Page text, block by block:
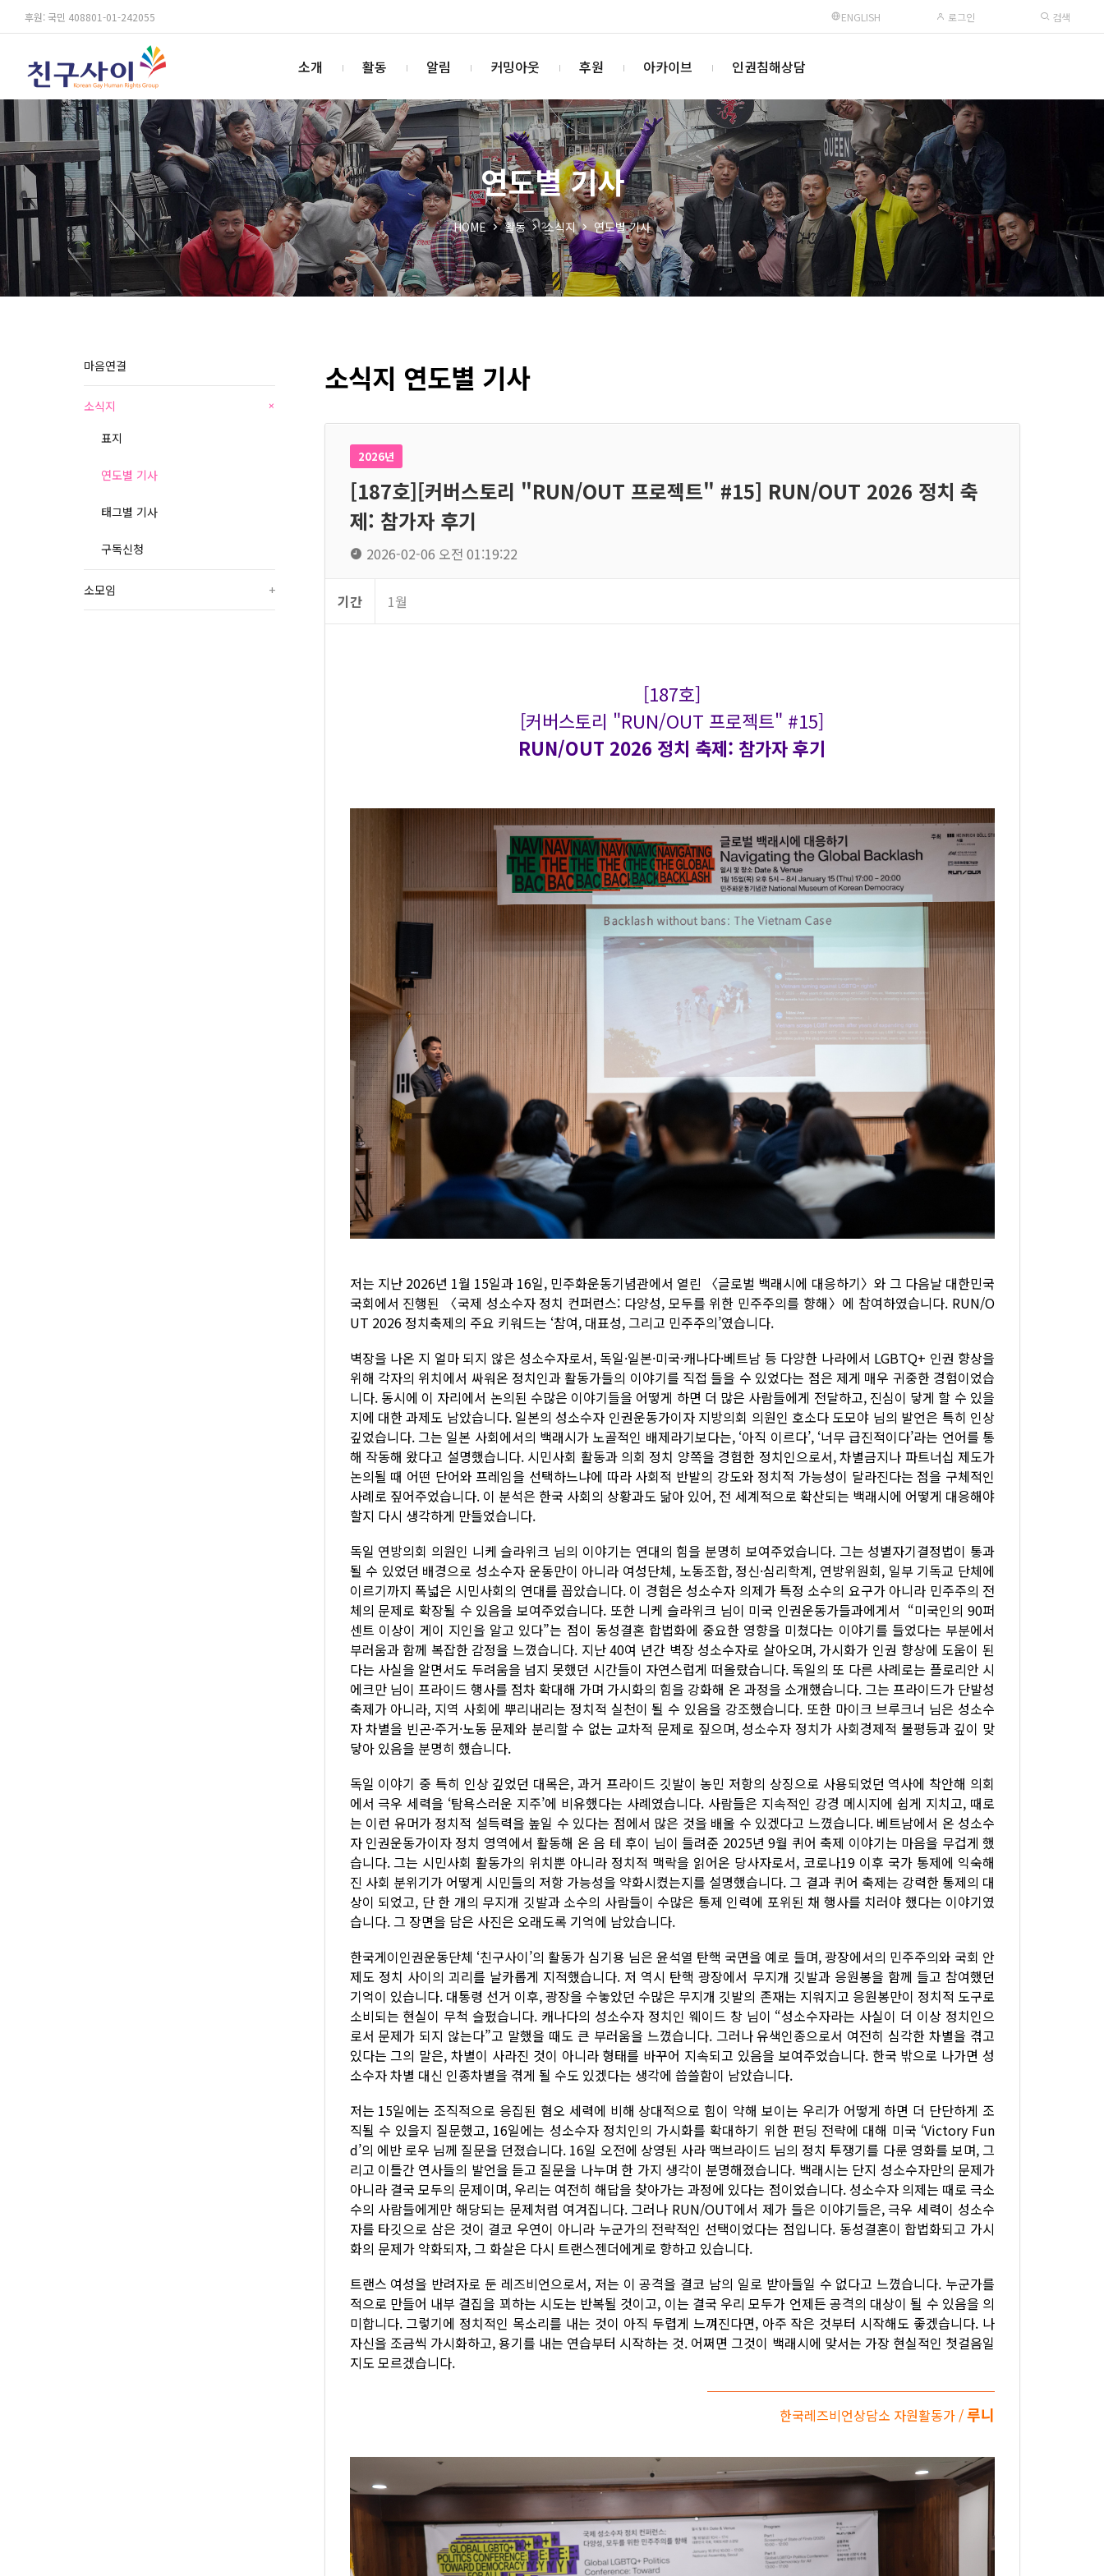
후원: 국민 408801-01-242055 ENGLISH 로그인 검색
소개 활동 알림 커밍아웃 후원 아카이브 인권침해상담
연도별 기사
HOME 활동 소식지 연도별 기사
마음연결
소식지 +
표지
연도별 기사
태그별 기사
구독신청
소모임 +
소식지 연도별 기사
2026년
[187호][커버스토리 "RUN/OUT 프로젝트" #15] RUN/OUT 2026 정치 축
제: 참가자 후기
2026-02-06 오전 01:19:22
기간 1월
[187호]
[커버스토리 "RUN/OUT 프로젝트" #15]
RUN/OUT 2026 정치 축제: 참가자 후기
저는 지난 2026년 1월 15일과 16일, 민주화운동기념관에서 열린 〈글로벌 백래시에 대응하기〉와 그 다음날 대한민국
국회에서 진행된 〈국제 성소수자 정치 컨퍼런스: 다양성, 모두를 위한 민주주의를 향해〉에 참여하였습니다. RUN/O
UT 2026 정치축제의 주요 키워드는 ‘참여, 대표성, 그리고 민주주의’였습니다.
벽장을 나온 지 얼마 되지 않은 성소수자로서, 독일·일본·미국·캐나다·베트남 등 다양한 나라에서 LGBTQ+ 인권 향상을
위해 각자의 위치에서 싸워온 정치인과 활동가들의 이야기를 직접 들을 수 있었다는 점은 제게 매우 귀중한 경험이었습
니다. 동시에 이 자리에서 논의된 수많은 이야기들을 어떻게 하면 더 많은 사람들에게 전달하고, 진심이 닿게 할 수 있을
지에 대한 과제도 남았습니다. 일본의 성소수자 인권운동가이자 지방의회 의원인 호소다 도모야 님의 발언은 특히 인상
깊었습니다. 그는 일본 사회에서의 백래시가 노골적인 배제라기보다는, ‘아직 이르다’, ‘너무 급진적이다’라는 언어를 통
해 작동해 왔다고 설명했습니다. 시민사회 활동과 의회 정치 양쪽을 경험한 정치인으로서, 차별금지나 파트너십 제도가
논의될 때 어떤 단어와 프레임을 선택하느냐에 따라 사회적 반발의 강도와 정치적 가능성이 달라진다는 점을 구체적인
사례로 짚어주었습니다. 이 분석은 한국 사회의 상황과도 닮아 있어, 전 세계적으로 확산되는 백래시에 어떻게 대응해야
할지 다시 생각하게 만들었습니다.
독일 연방의회 의원인 니케 슬라위크 님의 이야기는 연대의 힘을 분명히 보여주었습니다. 그는 성별자기결정법이 통과
될 수 있었던 배경으로 성소수자 운동만이 아니라 여성단체, 노동조합, 정신·심리학계, 연방위원회, 일부 기독교 단체에
이르기까지 폭넓은 시민사회의 연대를 꼽았습니다. 이 경험은 성소수자 의제가 특정 소수의 요구가 아니라 민주주의 전
체의 문제로 확장될 수 있음을 보여주었습니다. 또한 니케 슬라위크 님이 미국 인권운동가들과에게서 “미국인의 90퍼
센트 이상이 게이 지인을 알고 있다”는 점이 동성결혼 합법화에 중요한 영향을 미쳤다는 이야기를 들었다는 부분에서
부러움과 함께 복잡한 감정을 느꼈습니다. 지난 40여 년간 벽장 성소수자로 살아오며, 가시화가 인권 향상에 도움이 된
다는 사실을 알면서도 두려움을 넘지 못했던 시간들이 자연스럽게 떠올랐습니다. 독일의 또 다른 사례로는 플로리안 시
에크만 님이 프라이드 행사를 점차 확대해 가며 가시화의 힘을 강화해 온 과정을 소개했습니다. 그는 프라이드가 단발성
축제가 아니라, 지역 사회에 뿌리내리는 정치적 실천이 될 수 있음을 강조했습니다. 또한 마이크 브루크너 님은 성소수
자 차별을 빈곤·주거·노동 문제와 분리할 수 없는 교차적 문제로 짚으며, 성소수자 정치가 사회경제적 불평등과 깊이 맞
닿아 있음을 분명히 했습니다.
독일 이야기 중 특히 인상 깊었던 대목은, 과거 프라이드 깃발이 농민 저항의 상징으로 사용되었던 역사에 착안해 의회
에서 극우 세력을 ‘탐욕스러운 지주’에 비유했다는 사례였습니다. 사람들은 지속적인 강경 메시지에 쉽게 지치고, 때로
는 이런 유머가 정치적 설득력을 높일 수 있다는 점에서 많은 것을 배울 수 있겠다고 느꼈습니다. 베트남에서 온 성소수
자 인권운동가이자 정치 영역에서 활동해 온 음 테 후이 님이 들려준 2025년 9월 퀴어 축제 이야기는 마음을 무겁게 했
습니다. 그는 시민사회 활동가의 위치뿐 아니라 정치적 맥락을 읽어온 당사자로서, 코로나19 이후 국가 통제에 익숙해
진 사회 분위기가 어떻게 시민들의 저항 가능성을 약화시켰는지를 설명했습니다. 그 결과 퀴어 축제는 강력한 통제의 대
상이 되었고, 단 한 개의 무지개 깃발과 소수의 사람들이 수많은 통제 인력에 포위된 채 행사를 치러야 했다는 이야기였
습니다. 그 장면을 담은 사진은 오래도록 기억에 남았습니다.
한국게이인권운동단체 ‘친구사이’의 활동가 심기용 님은 윤석열 탄핵 국면을 예로 들며, 광장에서의 민주주의와 국회 안
제도 정치 사이의 괴리를 날카롭게 지적했습니다. 저 역시 탄핵 광장에서 무지개 깃발과 응원봉을 함께 들고 참여했던
기억이 있습니다. 대통령 선거 이후, 광장을 수놓았던 수많은 무지개 깃발의 존재는 지워지고 응원봉만이 정치적 도구로
소비되는 현실이 무척 슬펐습니다. 캐나다의 성소수자 정치인 웨이드 창 님이 “성소수자라는 사실이 더 이상 정치인으
로서 문제가 되지 않는다”고 말했을 때도 큰 부러움을 느꼈습니다. 그러나 유색인종으로서 여전히 심각한 차별을 겪고
있다는 그의 말은, 차별이 사라진 것이 아니라 형태를 바꾸어 지속되고 있음을 보여주었습니다. 한국 밖으로 나가면 성
소수자 차별 대신 인종차별을 겪게 될 수도 있겠다는 생각에 씁쓸함이 남았습니다.
저는 15일에는 조직적으로 응집된 혐오 세력에 비해 상대적으로 힘이 약해 보이는 우리가 어떻게 하면 더 단단하게 조
직될 수 있을지 질문했고, 16일에는 성소수자 정치인의 가시화를 확대하기 위한 펀딩 전략에 대해 미국 ‘Victory Fun
d’의 에반 로우 님께 질문을 던졌습니다. 16일 오전에 상영된 사라 맥브라이드 님의 정치 투쟁기를 다룬 영화를 보며, 그
리고 이틀간 연사들의 발언을 듣고 질문을 나누며 한 가지 생각이 분명해졌습니다. 백래시는 단지 성소수자만의 문제가
아니라 결국 모두의 문제이며, 우리는 여전히 해답을 찾아가는 과정에 있다는 점이었습니다. 성소수자 의제는 때로 극소
수의 사람들에게만 해당되는 문제처럼 여겨집니다. 그러나 RUN/OUT에서 제가 들은 이야기들은, 극우 세력이 성소수
자를 타깃으로 삼은 것이 결코 우연이 아니라 누군가의 전략적인 선택이었다는 점입니다. 동성결혼이 합법화되고 가시
화의 문제가 약화되자, 그 화살은 다시 트랜스젠더에게로 향하고 있습니다.
트랜스 여성을 반려자로 둔 레즈비언으로서, 저는 이 공격을 결코 남의 일로 받아들일 수 없다고 느꼈습니다. 누군가를
적으로 만들어 내부 결집을 꾀하는 시도는 반복될 것이고, 이는 결국 우리 모두가 언제든 공격의 대상이 될 수 있음을 의
미합니다. 그렇기에 정치적인 목소리를 내는 것이 아직 두렵게 느껴진다면, 아주 작은 것부터 시작해도 좋겠습니다. 나
자신을 조금씩 가시화하고, 용기를 내는 연습부터 시작하는 것. 어쩌면 그것이 백래시에 맞서는 가장 현실적인 첫걸음일
지도 모르겠습니다.
한국레즈비언상담소 자원활동가 /루니